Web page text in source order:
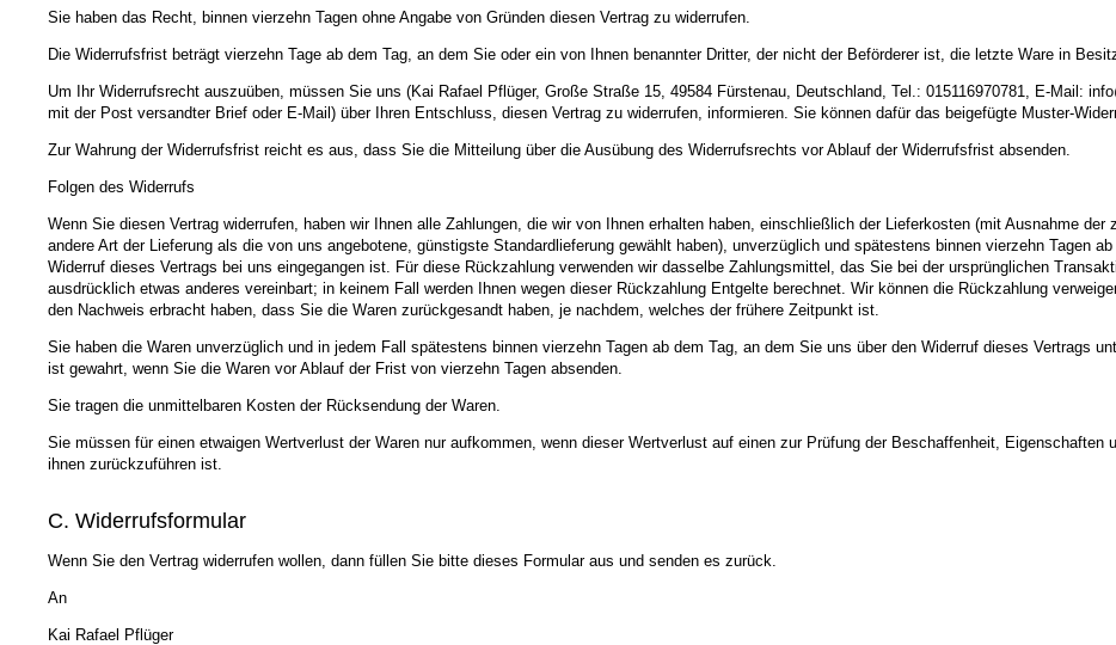
Sie haben das Recht, binnen vierzehn Tagen ohne Angabe von Gründen diesen Vertrag zu widerrufen.
Die Widerrufsfrist beträgt vierzehn Tage ab dem Tag, an dem Sie oder ein von Ihnen benannter Dritter, der nicht der Beförderer ist, die letzte Ware in
Um Ihr Widerrufsrecht auszuüben, müssen Sie uns (Kai Rafael Pflüger, Große Straße 15, 49584 Fürstenau, Deutschland, Tel.: 015116970781, E-Mail:
mit der Post versandter Brief oder E-Mail) über Ihren Entschluss, diesen Vertrag zu widerrufen, informieren. Sie können dafür das beigefügte Muster-
Zur Wahrung der Widerrufsfrist reicht es aus, dass Sie die Mitteilung über die Ausübung des Widerrufsrechts vor Ablauf der Widerrufsfrist absenden.
Folgen des Widerrufs
Wenn Sie diesen Vertrag widerrufen, haben wir Ihnen alle Zahlungen, die wir von Ihnen erhalten haben, einschließlich der Lieferkosten (mit Ausnahme
andere Art der Lieferung als die von uns angebotene, günstigste Standardlieferung gewählt haben), unverzüglich und spätestens binnen vierzehn Tagen
Widerruf dieses Vertrags bei uns eingegangen ist. Für diese Rückzahlung verwenden wir dasselbe Zahlungsmittel, das Sie bei der ursprünglichen
ausdrücklich etwas anderes vereinbart; in keinem Fall werden Ihnen wegen dieser Rückzahlung Entgelte berechnet. Wir können die Rückzahlung
den Nachweis erbracht haben, dass Sie die Waren zurückgesandt haben, je nachdem, welches der frühere Zeitpunkt ist.
Sie haben die Waren unverzüglich und in jedem Fall spätestens binnen vierzehn Tagen ab dem Tag, an dem Sie uns über den Widerruf dieses Vertrags
ist gewahrt, wenn Sie die Waren vor Ablauf der Frist von vierzehn Tagen absenden.
Sie tragen die unmittelbaren Kosten der Rücksendung der Waren.
Sie müssen für einen etwaigen Wertverlust der Waren nur aufkommen, wenn dieser Wertverlust auf einen zur Prüfung der Beschaffenheit, Eigenschaften
ihnen zurückzuführen ist.
C. Widerrufsformular
Wenn Sie den Vertrag widerrufen wollen, dann füllen Sie bitte dieses Formular aus und senden es zurück.
An
Kai Rafael Pflüger